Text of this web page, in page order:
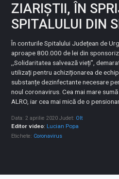
ZIARIȘTII, ÎN
SPITALULUI DIN
În conturile Spitalului Județean de
aproape 800.000 de lei din
,,Solidaritatea salvează vieți”,
utilizați pentru achiziționarea de
substanțe dezinfectante necesare
noul coronavirus. Cea mai mare
ALRO, iar cea mai mică de o
Data: 2 aprilie 2020 Judet: Olt
Editor video: Lucian Popa
Etichete: Coronavirus